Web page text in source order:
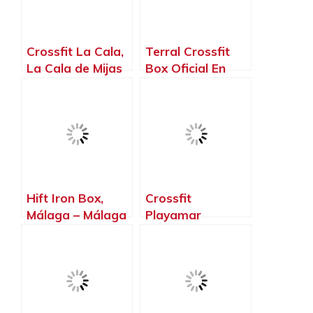
Crossfit La Cala,
La Cala de Mijas
Terral Crossfit
Box Oficial En
Hift Iron Box,
Málaga – Málaga
Crossfit
Playamar